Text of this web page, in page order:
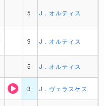
5 J．オルティス
9 J．オルティス
5 J．オルティス
3 J．ヴェラスケス